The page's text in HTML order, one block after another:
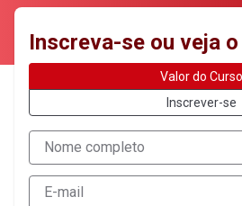
Inscreva-se ou veja
Valor do Curso
Inscrever-se